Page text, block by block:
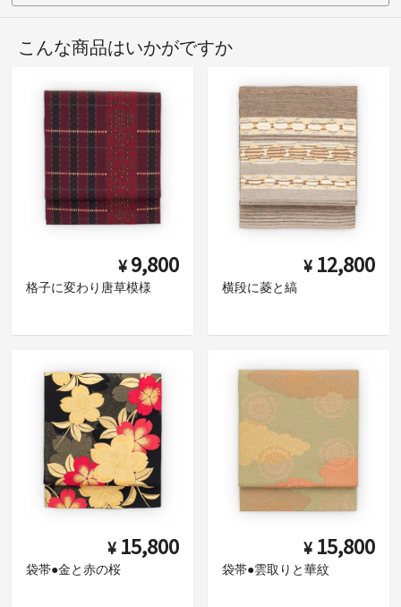
こんな商品はいかがですか
¥ 9,800
格子に変わり唐草模様
¥ 12,800
横段に菱と縞
¥ 15,800
袋帯●金と赤の桜
¥ 15,800
袋帯●雲取りと華紋